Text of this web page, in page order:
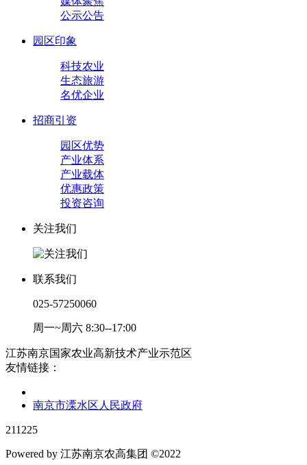
公示公告
园区印象
科技农业
生态旅游
名优企业
招商引资
园区优势
产业体系
产业载体
优惠政策
投资咨询
关注我们
联系我们
025-57250060
周一~周六 8:30--17:00
江苏南京国家农业高新技术产业示范区
友情链接：
南京市溧水区人民政府
211225
Powered by 江苏南京农高集团 ©2022